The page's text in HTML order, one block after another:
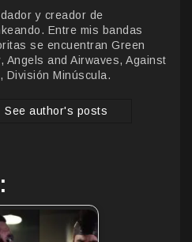
y creador de
Entre mis bandas
se encuentran Green
Angels and Airwaves, Against
División Minúscula.
See author's posts